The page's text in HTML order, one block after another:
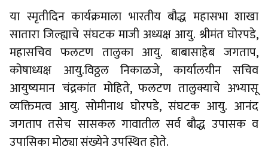
या स्मृतीदिन कार्यक्रमाला भारतीय बौद्ध महासभा शाखा
सातारा जिल्ह्याचे संघटक माजी अध्यक्ष आयु. श्रीमंत घोरपडे,
महासचिव फलटण तालुका आयु. बाबासाहेब जगताप,
कोषाध्यक्ष आयु.विठ्ठल निकाळजे, कार्यालयीन सचिव
आयुष्यमान चंद्रकांत मोहिते, फलटण तालुक्याचे अभ्यासू
व्यक्तिमत्व आयु. सोमीनाथ घोरपडे, संघटक आयु. आनंद
जगताप तसेच सासकल गावातील सर्व बौद्ध उपासक व
उपासिका मोठ्या संख्येने उपस्थित होते.